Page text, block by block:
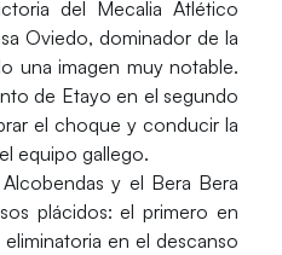
del Mecalia Atlético
Oviedo, dominador de la
una imagen muy notable.
de Etayo en el segundo
el choque y conducir la
equipo gallego.
y el Bera Bera
plácidos: el primero en
en el descanso